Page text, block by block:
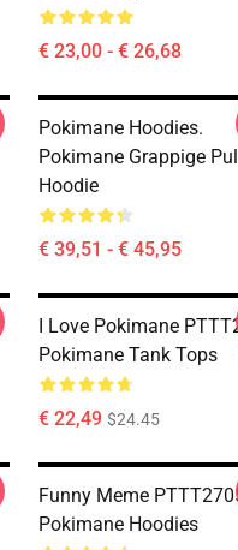
€ 23,00 - € 26,68
Pokimane Hoodies.
Pokimane Grappige
Hoodie
€ 39,51 - € 45,95
I Love Pokimane
Pokimane Tank Tops
€ 22,49 $24.45
Funny Meme
Pokimane Hoodies